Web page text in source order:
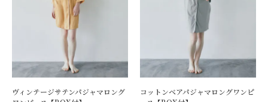
ヴィンテージサテンパジャマロング
コットンベアパジャマロングワンピ